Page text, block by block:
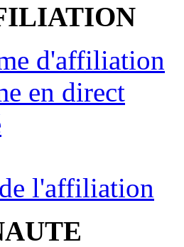
d'affiliation
en direct
l'affiliation